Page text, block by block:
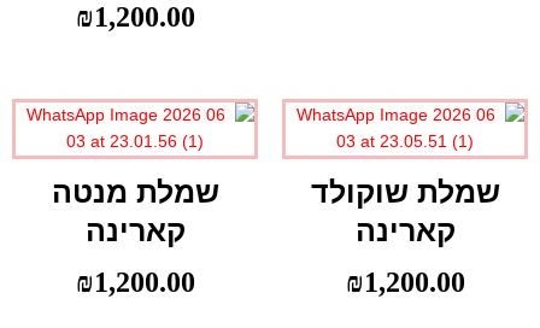
₪1,200.00
שמלת שוקולד
קארינה
₪1,200.00
שמלת מנטה
קארינה
₪1,200.00